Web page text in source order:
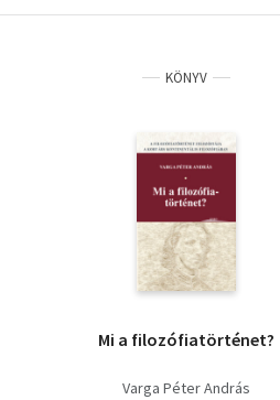
KÖNYV
Mi a filozófiatörténet?
Varga Péter András